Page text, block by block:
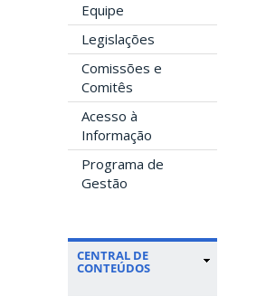
Equipe
Legislações
Comissões e
Comitês
Acesso à
Informação
Programa de
Gestão
CENTRAL DE
CONTEÚDOS